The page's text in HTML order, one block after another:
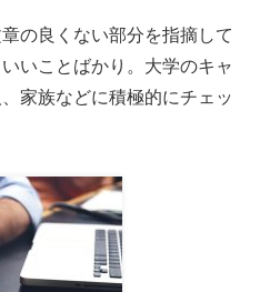
の良くない部分を指摘して
いことばかり。大学のキャ
家族などに積極的にチェッ